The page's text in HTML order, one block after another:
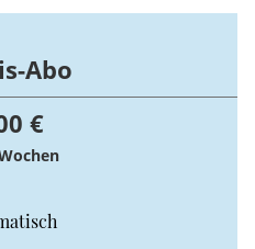
aber auch eine Kirche,
Abo
€